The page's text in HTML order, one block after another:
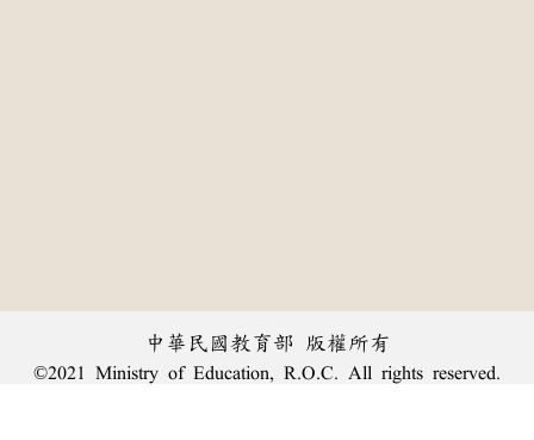
中華民國教育部 版權所有
©2021 Ministry of Education, R.O.C. All rights reserved.